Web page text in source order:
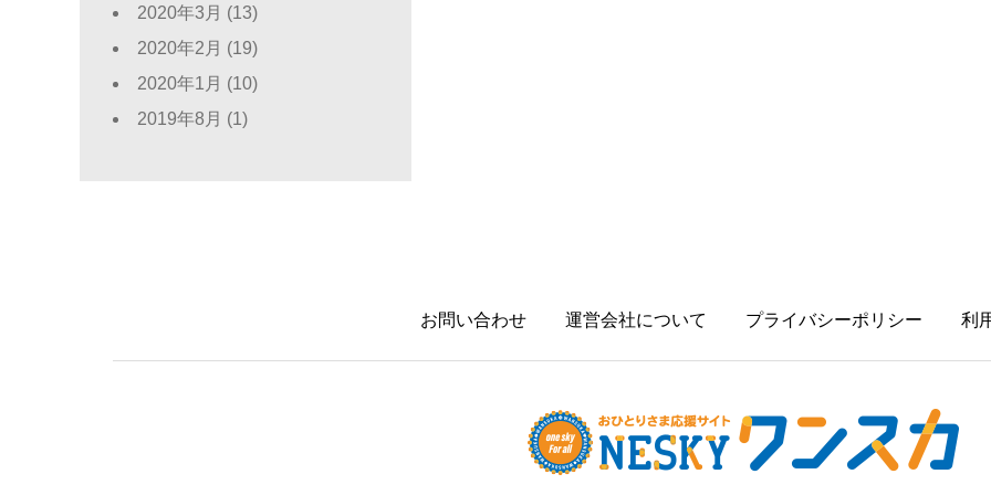
2020年3月 (13)
2020年2月 (19)
2020年1月 (10)
2019年8月 (1)
お問い合わせ 運営会社について プライバシーポリシー 利